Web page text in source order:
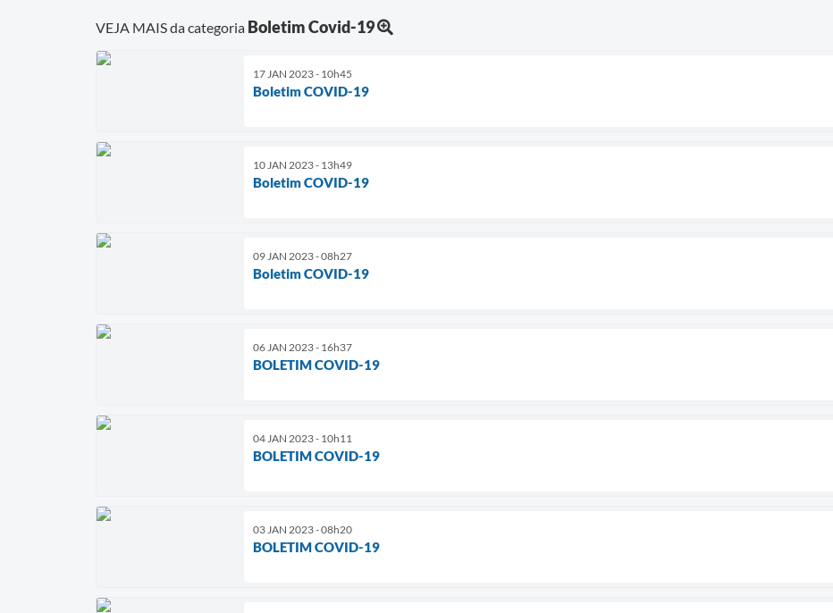
VEJA MAIS da categoria Boletim Covid-19
17 JAN 2023 - 10h45
Boletim COVID-19
10 JAN 2023 - 13h49
Boletim COVID-19
09 JAN 2023 - 08h27
Boletim COVID-19
06 JAN 2023 - 16h37
BOLETIM COVID-19
04 JAN 2023 - 10h11
BOLETIM COVID-19
03 JAN 2023 - 08h20
BOLETIM COVID-19